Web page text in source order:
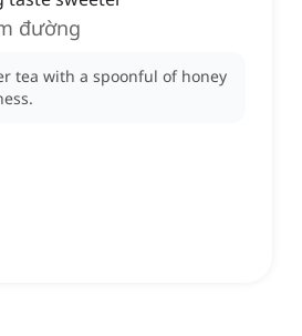
đường
tea with a spoonful of honey